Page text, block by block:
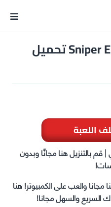
Sniper Elite V2 Remastered تحميل
اللعبة
مجاني | قم بالتنزيل هنا مجانًا وبدون
تحميل هنا مجانا والعب على الكمبيوتر! هنا
السريع والسهل مجانا!